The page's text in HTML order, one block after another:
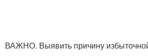
ВАЖНО. Выявить причину